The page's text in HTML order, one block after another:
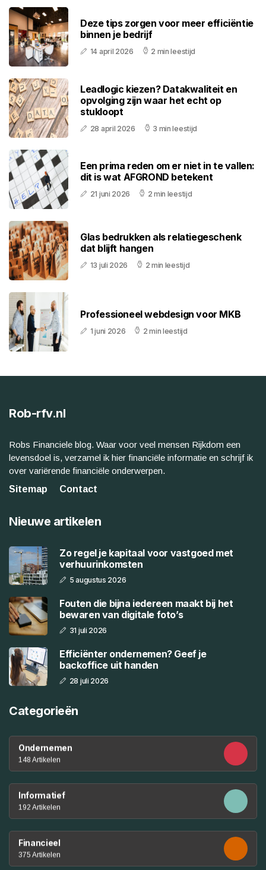
Deze tips zorgen voor meer efficiëntie
binnen je bedrijf
14 april 2026 2 min leestijd
Leadlogic kiezen? Datakwaliteit en
opvolging zijn waar het echt op
stukloopt
28 april 2026 3 min leestijd
Een prima reden om er niet in te vallen:
dit is wat AFGROND betekent
21 juni 2026 2 min leestijd
Glas bedrukken als relatiegeschenk
dat blijft hangen
13 juli 2026 2 min leestijd
Professioneel webdesign voor MKB
1 juni 2026 2 min leestijd
Rob-rfv.nl
Robs Financiele blog. Waar voor veel mensen Rijkdom een
levensdoel is, verzamel ik hier financiële informatie en schrijf ik
over variërende financiële onderwerpen.
Sitemap
Contact
Nieuwe artikelen
Zo regel je kapitaal voor vastgoed met
verhuurinkomsten
5 augustus 2026
Fouten die bijna iedereen maakt bij het
bewaren van digitale foto’s
31 juli 2026
Efficiënter ondernemen? Geef je
backoffice uit handen
28 juli 2026
Categorieën
Ondernemen
148 Artikelen
Informatief
192 Artikelen
Financieel
375 Artikelen